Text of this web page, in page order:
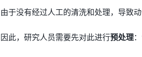
由于没有经过人工的清洗和处理，导致
因此，研究人员需要先对此进行预处理